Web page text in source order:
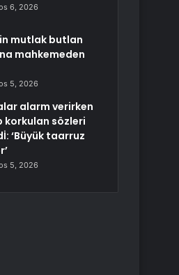
6, 2026
mutlak butlan
mahkemeden
5, 2026
alarm verirken
korkulan sözleri
‘Büyük taarruz
5, 2026